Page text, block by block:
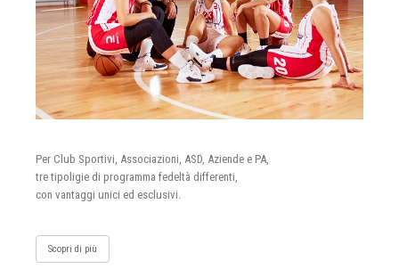
Per Club Sportivi, Associazioni, ASD, Aziende e PA,
tre tipoligie di programma fedeltà differenti,
con vantaggi unici ed esclusivi.
Scopri di più